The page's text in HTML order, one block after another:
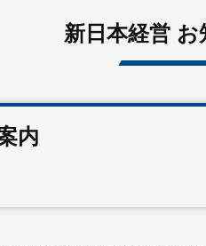
新日本経営 お
内